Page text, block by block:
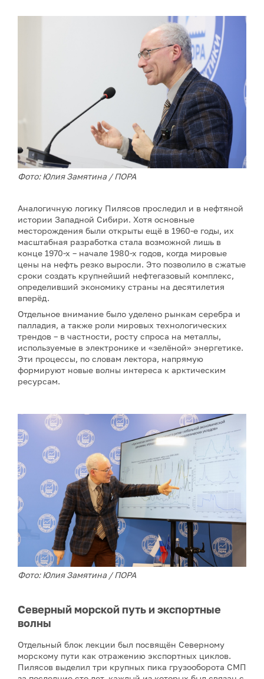
Фото: Юлия Замятина / ПОРА
Аналогичную логику Пилясов проследил и в нефтяной
истории Западной Сибири. Хотя основные
месторождения были открыты ещё в 1960-е годы, их
масштабная разработка стала возможной лишь в
конце 1970-х – начале 1980-х годов, когда мировые
цены на нефть резко выросли. Это позволило в сжатые
сроки создать крупнейший нефтегазовый комплекс,
определивший экономику страны на десятилетия
вперёд.
Отдельное внимание было уделено рынкам серебра и
палладия, а также роли мировых технологических
трендов – в частности, росту спроса на металлы,
используемые в электронике и «зелёной» энергетике.
Эти процессы, по словам лектора, напрямую
формируют новые волны интереса к арктическим
ресурсам.
Фото: Юлия Замятина / ПОРА
Северный морской путь и экспортные
волны
Отдельный блок лекции был посвящён Северному
морскому пути как отражению экспортных циклов.
Пилясов выделил три крупных пика грузооборота СМП